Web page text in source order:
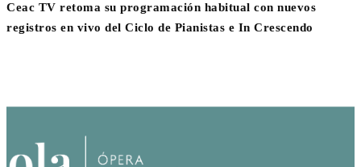
Ceac TV retoma su programación habitual con nuevos
registros en vivo del Ciclo de Pianistas e In Crescendo